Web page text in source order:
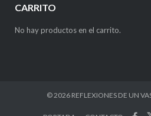
CARRITO
No hay productos en el carrito.
© 2026 REFLEXIONES DE UN